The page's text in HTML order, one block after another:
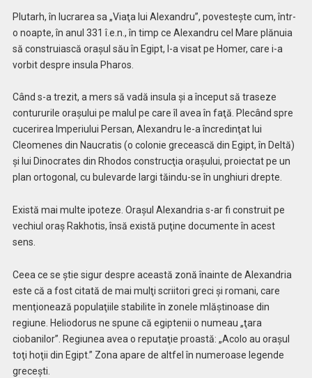
Plutarh, în lucrarea sa „Viaţa lui Alexandru”, povesteşte cum, într-
o noapte, în anul 331 î.e.n., în timp ce Alexandru cel Mare plănuia
să construiască oraşul său în Egipt, l-a visat pe Homer, care i-a
vorbit despre insula Pharos.
Când s-a trezit, a mers să vadă insula şi a început să traseze
contururile oraşului pe malul pe care îl avea în faţă. Plecând spre
cucerirea Imperiului Persan, Alexandru le-a încredinţat lui
Cleomenes din Naucratis (o colonie grecească din Egipt, în Deltă)
şi lui Dinocrates din Rhodos construcţia oraşului, proiectat pe un
plan ortogonal, cu bulevarde largi tăindu-se în unghiuri drepte.
Există mai multe ipoteze. Oraşul Alexandria s-ar fi construit pe
vechiul oraş Rakhotis, însă există puţine documente în acest
sens.
Ceea ce se ştie sigur despre această zonă înainte de Alexandria
este că a fost citată de mai mulţi scriitori greci şi romani, care
menţionează populaţiile stabilite în zonele mlăştinoase din
regiune. Heliodorus ne spune că egiptenii o numeau „ţara
ciobanilor”. Regiunea avea o reputaţie proastă: „Acolo au oraşul
toţi hoţii din Egipt.” Zona apare de altfel în numeroase legende
greceşti.